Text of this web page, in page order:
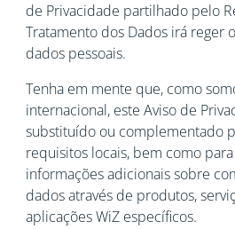
de Privacidade partilhado pelo
Tratamento dos Dados irá reger
dados pessoais.
Tenha em mente que, como
internacional, este Aviso de
substituído ou complementado
requisitos locais, bem como
informações adicionais sobre
dados através de produtos,
aplicações WiZ específicos.